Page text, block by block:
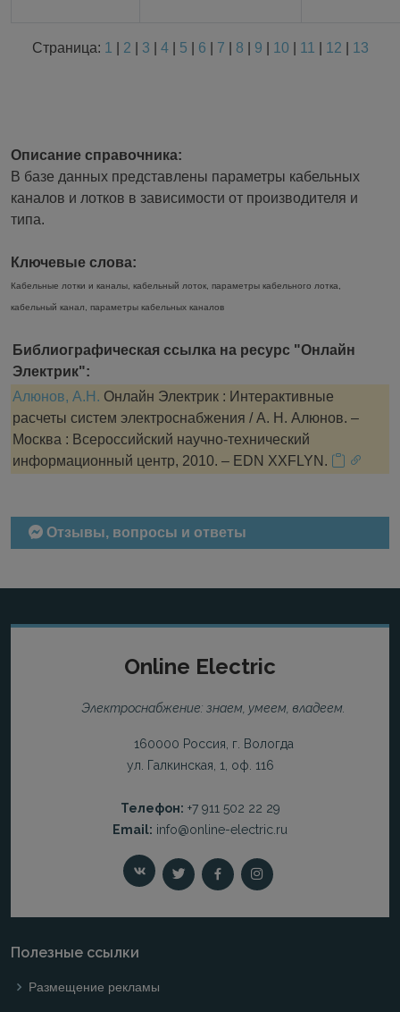
Страница: 1 2 3 4| 5 6 7 8 9 10 11 12 13
Описание справочника:
В базе данных представлены параметры кабельных
каналов и лотков в зависимости от производителя и
типа.
Ключевые слова:
Кабельные лотки и каналы, кабельный лоток, параметры кабельного лотка,
кабельный канал, параметры кабельных каналов
Библиографическая ссылка на ресурс "Онлайн
Электрик":
Алюнов, А.Н. Онлайн Электрик : Интерактивные
расчеты систем электроснабжения / А. Н. Алюнов. –
Москва : Всероссийский научно-технический
информационный центр, 2010. – EDN XXFLYN.
Отзывы, вопросы и ответы
Online Electric
Электроснабжение: знаем, умеем, владеем.
160000 Россия, г. Вологда
ул. Галкинская, 1, оф. 116
Телефон: +7 911 502 22 29
Email: info@online-electric.ru
Полезные ссылки
Размещение рекламы